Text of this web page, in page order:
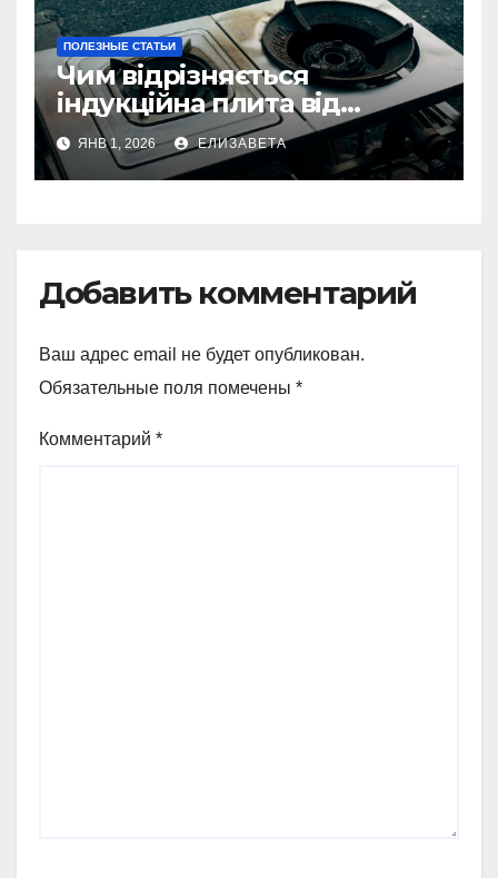
ПОЛЕЗНЫЕ СТАТЬИ
Чим відрізняється
індукційна плита від
електричної: переваги та
недоліки
ЯНВ 1, 2026 ЕЛИЗАВЕТА
Добавить комментарий
Ваш адрес email не будет опубликован.
Обязательные поля помечены *
Комментарий *